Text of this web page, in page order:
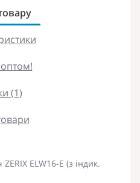
(1)
ELW16-E (з індик.